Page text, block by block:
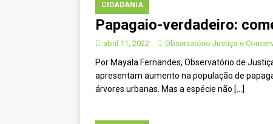
CIDADANIA
Papagaio-verdadeiro:
abril 11, 2022 Observatório Justiça e
Por Mayala Fernandes, Observatório de
apresentam aumento na população de
árvores urbanas. Mas a espécie não […]